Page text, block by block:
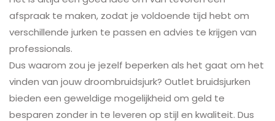
afspraak te maken, zodat je voldoende tijd hebt om
verschillende jurken te passen en advies te krijgen van
professionals.
Dus waarom zou je jezelf beperken als het gaat om het
vinden van jouw droombruidsjurk? Outlet bruidsjurken
bieden een geweldige mogelijkheid om geld te
besparen zonder in te leveren op stijl en kwaliteit. Dus